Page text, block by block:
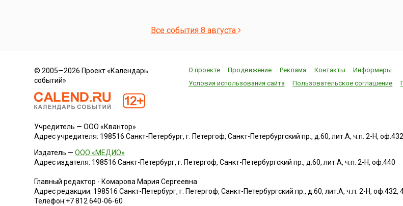
Все события 8 августа
© 2005—2026 Проект «Календарь
событий»
О проекте Продвижение Реклама Контакты
Информеры
Условия использования сайта
Пользовательское соглашение
Учредитель — ООО «Квантор»
Адрес учредителя: 198516 Санкт-Петербург, г. Петергоф, Санкт-Петербургский пр., д.60, лит.А, ч.п. 2-Н,
Издатель —ООО «МЕДИО»
Адрес издателя: 198516 Санкт-Петербург, г. Петергоф, Санкт-Петербургский пр., д.60, лит.А, ч.п. 2-Н, оф.440
Главный редактор - Комарова Мария Сергеевна
Адрес редакции: 198516 Санкт-Петербург, г. Петергоф,Санкт-Петербургский пр., д.60, лит.А, ч.п. 2-Н, оф.432,
Телефон:+7 812 640-06-60